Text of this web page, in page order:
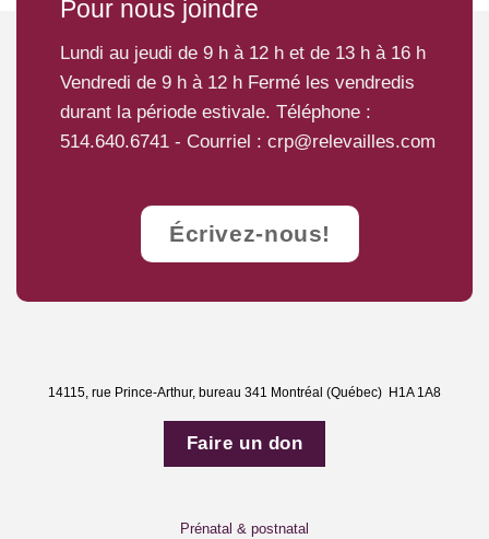
Pour nous joindre
Lundi au jeudi de 9 h à 12 h et de 13 h à 16 h
Vendredi de 9 h à 12 h Fermé les vendredis
durant la période estivale. Téléphone :
514.640.6741 - Courriel : crp@relevailles.com
Écrivez-nous!
14115, rue Prince-Arthur, bureau 341 Montréal (Québec) H1A 1A8
Faire un don
Prénatal & postnatal